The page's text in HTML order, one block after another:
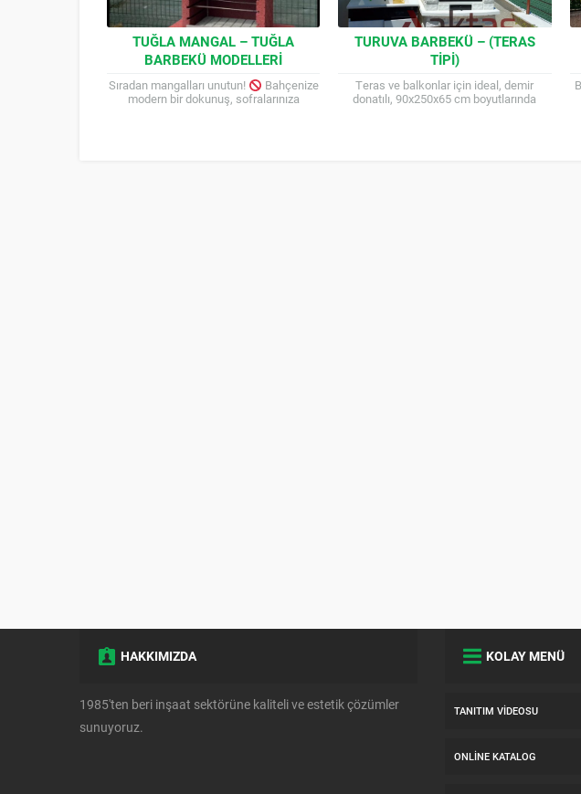
TUĞLA MANGAL – TUĞLA
BARBEKÜ MODELLERI
Sıradan mangalları unutun!
Bahçenize
modern bir dokunuş, sofralarınıza
TURUVA BARBEKÜ – (TERAS
TIPI)
Teras ve balkonlar için ideal, demir
donatılı, 90x250x65 cm boyutlarında
HAKKIMIZDA
1985'ten beri inşaat sektörüne kaliteli ve estetik çözümler
sunuyoruz.
KOLAY MENÜ
TANITIM VIDEOSU
ONLINE KATALOG
Müşteri Temsilcisi